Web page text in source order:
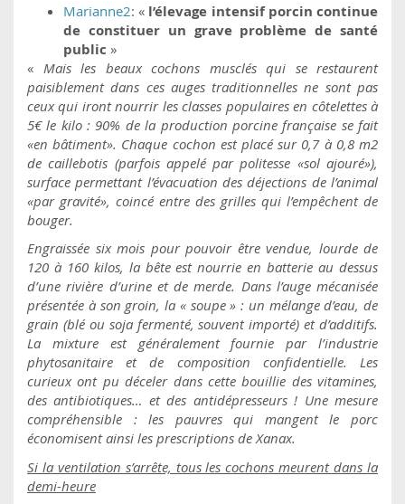
Marianne2: « l’élevage intensif porcin continue
de constituer un grave problème de santé
public »
« Mais les beaux cochons musclés qui se restaurent
paisiblement dans ces auges traditionnelles ne sont pas
ceux qui iront nourrir les classes populaires en côtelettes à
5€ le kilo : 90% de la production porcine française se fait
«en bâtiment». Chaque cochon est placé sur 0,7 à 0,8 m2
de caillebotis (parfois appelé par politesse «sol ajouré»),
surface permettant l’évacuation des déjections de l’animal
«par gravité», coincé entre des grilles qui l’empêchent de
bouger.
Engraissée six mois pour pouvoir être vendue, lourde de
120 à 160 kilos, la bête est nourrie en batterie au dessus
d’une rivière d’urine et de merde. Dans l’auge mécanisée
présentée à son groin, la « soupe » : un mélange d’eau, de
grain (blé ou soja fermenté, souvent importé) et d’additifs.
La mixture est généralement fournie par l’industrie
phytosanitaire et de composition confidentielle. Les
curieux ont pu déceler dans cette bouillie des vitamines,
des antibiotiques… et des antidépresseurs ! Une mesure
compréhensible : les pauvres qui mangent le porc
économisent ainsi les prescriptions de Xanax.
Si la ventilation s’arrête, tous les cochons meurent dans la
demi-heure